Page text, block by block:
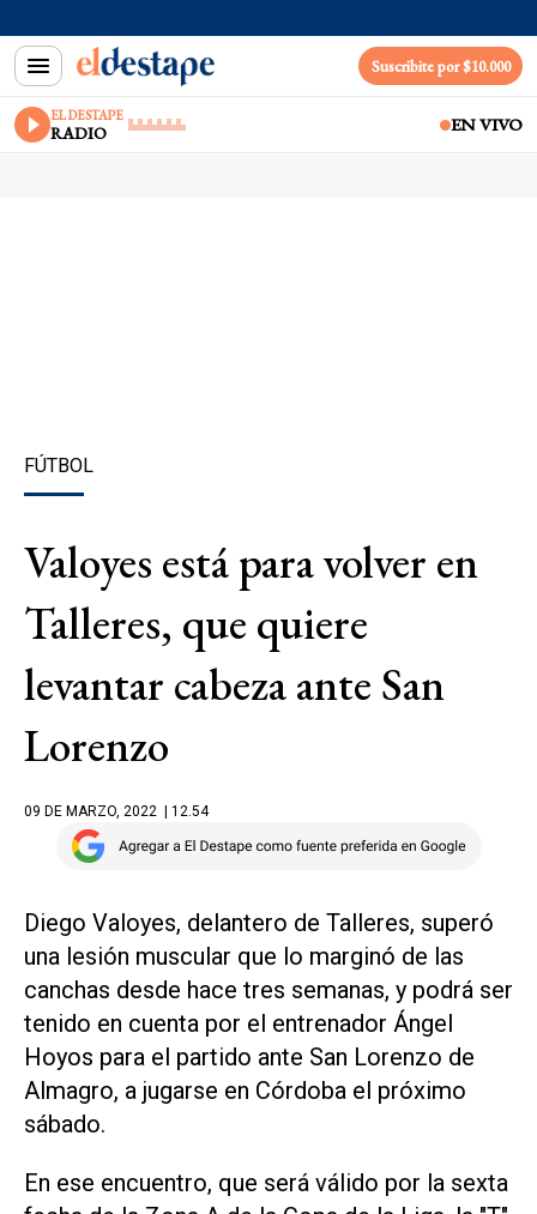
Suscribite por $10.000
EL DESTAPE
RADIO EN VIVO
FÚTBOL
Valoyes está para volver en
Talleres, que quiere
levantar cabeza ante San
Lorenzo
09 DE MARZO, 2022 | 12.54
Diego Valoyes, delantero de Talleres, superó
una lesión muscular que lo marginó de las
canchas desde hace tres semanas, y podrá ser
tenido en cuenta por el entrenador Ángel
Hoyos para el partido ante San Lorenzo de
Almagro, a jugarse en Córdoba el próximo
sábado.
En ese encuentro, que será válido por la sexta